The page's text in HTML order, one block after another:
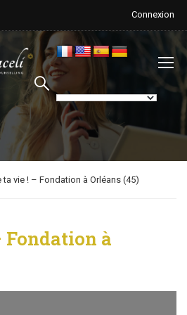
Connexion
ta vie ! – Fondation à Orléans (45)
Fondation à